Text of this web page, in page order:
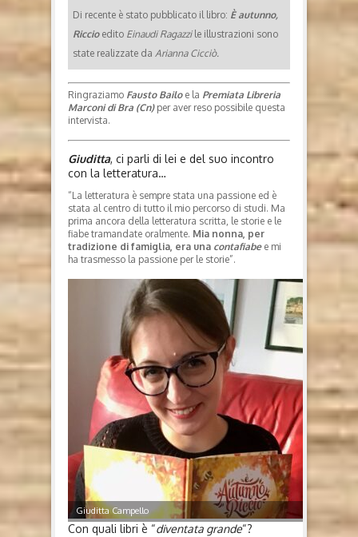
Di recente è stato pubblicato il libro: È autunno,
Riccio edito Einaudi Ragazzile illustrazioni sono
state realizzate da Arianna Cicciò.
Ringraziamo Fausto Bailoe la Premiata Libreria
Marconi di Bra (Cn) per aver reso possibile questa
intervista.
Giuditta, ci parli di lei e del suo incontro
con la letteratura…
“La letteratura è sempre stata una passione ed è
stata al centro di tutto il mio percorso di studi. Ma
prima ancora della letteratura scritta, le storie e le
fiabe tramandate oralmente. Mia nonna, per
tradizione di famiglia, era una contafiabee mi
ha trasmesso la passione per le storie”.
Giuditta Campello
Con quali libri è “diventata grande“?